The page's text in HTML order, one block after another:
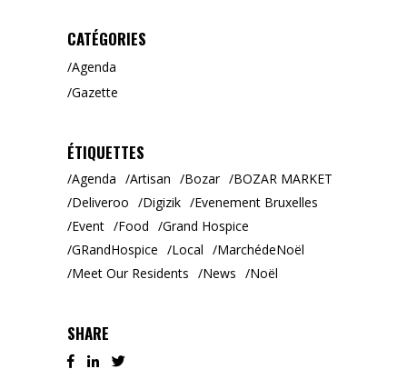
CATÉGORIES
Agenda
Gazette
ÉTIQUETTES
Agenda Artisan Bozar
BOZAR MARKET
Deliveroo
Digizik
Evenement Bruxelles
Event
Food
Grand Hospice
GRandHospice
Local
MarchédeNoël
Meet Our Residents
News Noël
SHARE